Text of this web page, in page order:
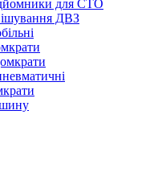
для СТО
ДВЗ